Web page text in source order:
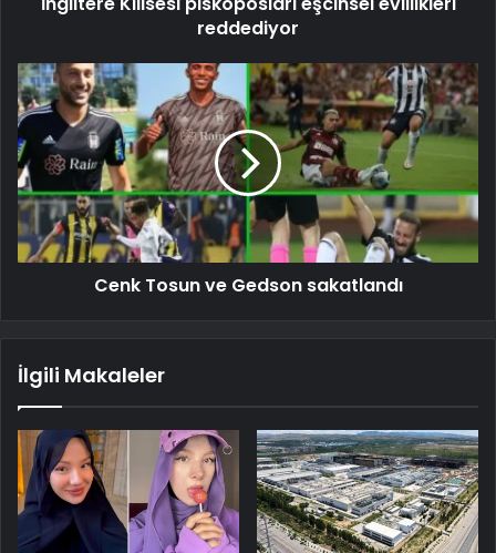
reddediyor
Cenk Tosun ve Gedson sakatlandı
İlgili Makaleler